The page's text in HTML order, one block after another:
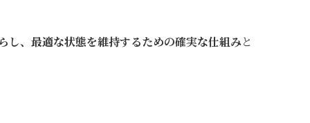
し、最適な状態を維持するための確実な仕組みと